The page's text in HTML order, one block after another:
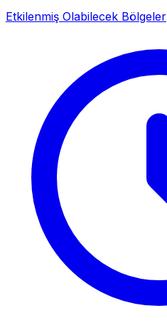
Etkilenmiş Olabilecek Bölgeler